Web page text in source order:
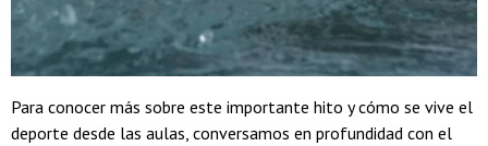
Para conocer más sobre este importante hito y cómo se vive el
deporte desde las aulas, conversamos en profundidad con el